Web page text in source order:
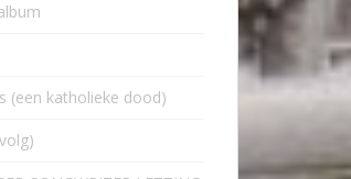
(een katholieke dood)